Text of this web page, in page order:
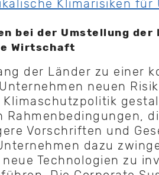
Klimarisiken für
bei der Umstellung der
Wirtschaft
der Länder zu einer
neuen
Klimaschutzpolitik
Rahmenbedingungen,
Vorschriften und
dazu
Technologien zu